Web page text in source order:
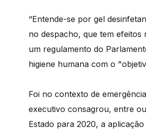
“Entende-se por gel
no despacho, que tem efeitos
um regulamento do
higiene humana com o
Foi no contexto de
executivo consagrou, entre
Estado para 2020, a